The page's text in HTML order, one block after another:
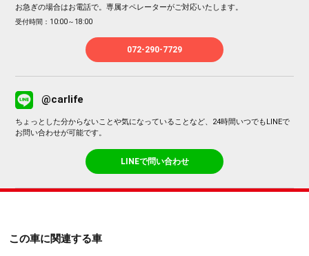
お急ぎの場合はお電話で。専属オペレーターがご対応いたします。
受付時間：10:00～18:00
072-290-7729
@carlife
ちょっとした分からないことや気になっていることなど、24時間いつでもLINEで
お問い合わせが可能です。
LINEで問い合わせ
この車に関連する車